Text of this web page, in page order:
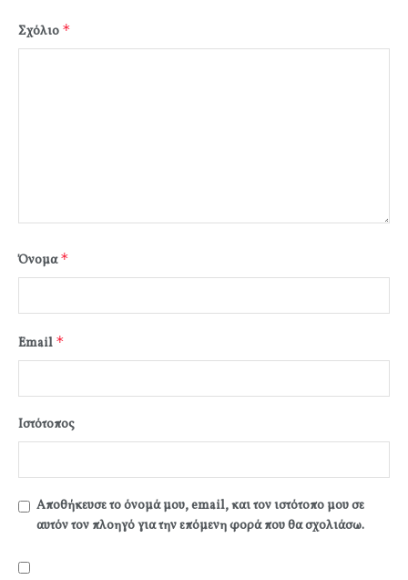
Σχόλιο *
Όνομα*
Email *
Ιστότοπος
Αποθήκευσε το όνομά μου, email, και τον ιστότοπο μου σε
αυτόν τον πλοηγό για την επόμενη φορά που θα σχολιάσω.